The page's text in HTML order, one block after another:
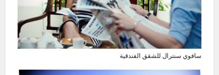
سافوي سنترال للشقق الفندقية